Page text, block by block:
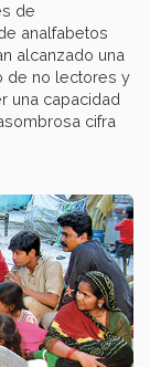
de
analfabetos
alcanzado una
de no lectores y
una capacidad
cifra